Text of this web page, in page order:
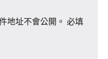
地址不會公開。 必填